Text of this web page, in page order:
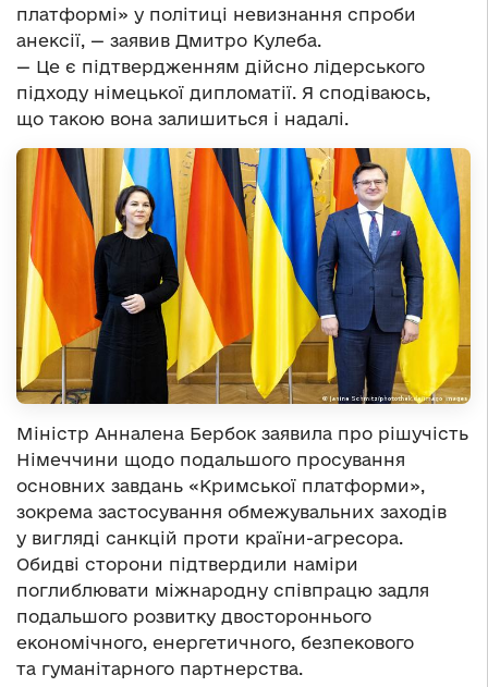
платформі» у політиці невизнання спроби
анексії, — заявив Дмитро Кулеба.
— Це є підтвердженням дійсно лідерського
підходу німецької дипломатії. Я сподіваюсь,
що такою вона залишиться і надалі.
Міністр Анналена Бербок заявила про рішучість
Німеччини щодо подальшого просування
основних завдань «Кримської платформи»,
зокрема застосування обмежувальних заходів
у вигляді санкцій проти країни-агресора.
Обидві сторони підтвердили наміри
поглиблювати міжнародну співпрацю задля
подальшого розвитку двостороннього
економічного, енергетичного, безпекового
та гуманітарного партнерства.